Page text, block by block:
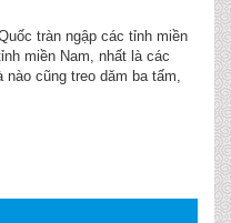
tràn ngập các tỉnh miền
miền Nam, nhất là các
nào cũng treo dăm ba tấm,